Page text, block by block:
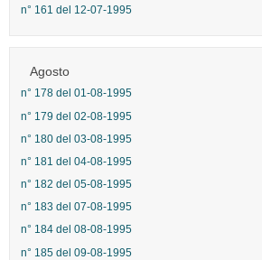
n° 161 del 12-07-1995
Agosto
n° 178 del 01-08-1995
n° 179 del 02-08-1995
n° 180 del 03-08-1995
n° 181 del 04-08-1995
n° 182 del 05-08-1995
n° 183 del 07-08-1995
n° 184 del 08-08-1995
n° 185 del 09-08-1995